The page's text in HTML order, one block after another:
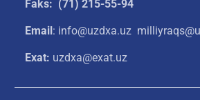
Faks: (71) 215-55-94
Email: info@uzdxa.uz
Exat: uzdxa@exat.uz